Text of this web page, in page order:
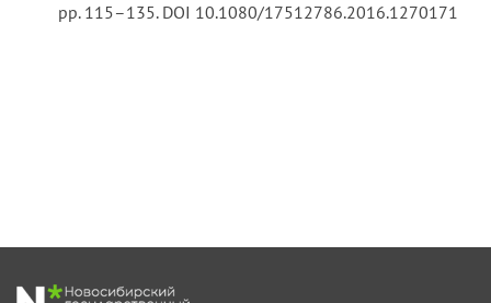
pp. 115–135. DOI 10.1080/17512786.2016.1270171